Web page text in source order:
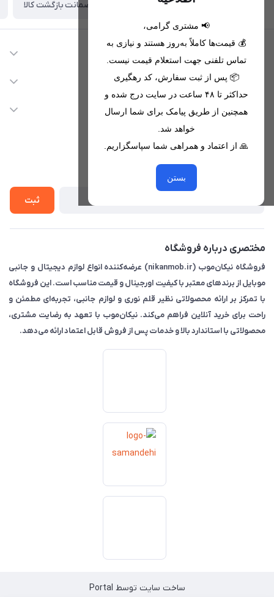
📢 مشتری گرامی،
💰 قیمت‌ها کاملاً به‌روز هستند و نیازی به
تماس تلفنی جهت استعلام قیمت نیست.
📦 پس از ثبت سفارش، کد رهگیری
حداکثر تا ۴۸ ساعت در سایت درج شده و
همچنین از طریق پیامک برای شما ارسال
خواهد شد.
🙏 از اعتماد و همراهی شما سپاسگزاریم.
بستن
تحویل اکسپرس(با هماهنگی) ضمانت بازگشت کالا
اطلاعات تماس
09221680256 - 09373782289
nikanmobstore@gmail.com
هرمزگان، بندرخمیر، شهرک رودبار
دسترسی سریع
لیست محصولات
خدمات مشتریان
حریم خصوصی
از جدید‌ترین تخفیف‌ها با‌ خبر شوید
ثبت
مختصری درباره فروشگاه
فروشگاه نیکان‌موب (nikanmob.ir) عرضه‌کننده انواع لوازم دیجیتال و جانبی
موبایل از برندهای معتبر با کیفیت اورجینال و قیمت مناسب است. این فروشگاه
با تمرکز بر ارائه محصولاتی نظیر قلم نوری و لوازم جانبی، تجربه‌ای مطمئن و
راحت برای خرید آنلاین فراهم می‌کند. نیکان‌موب با تعهد به رضایت مشتری،
محصولاتی با استاندارد بالا و خدمات پس از فروش قابل اعتماد ارائه می‌دهد.
ساخت سایت توسط Portal